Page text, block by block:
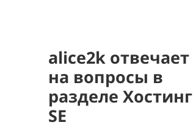
alice2k отвечает
на вопросы в
разделе Хостинг
SE